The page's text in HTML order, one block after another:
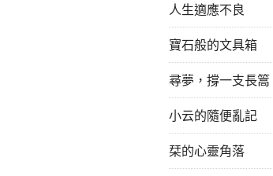
人生適應不良
寶石般的文具箱
尋夢，撐一支長篙
小云的隨便亂記
栞的心靈角落